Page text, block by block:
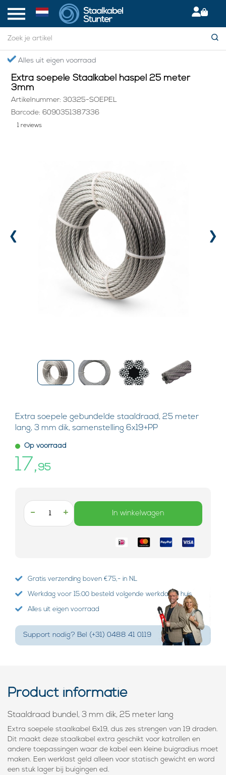
Gratis verzending boven €75,- in NL
Home > Extra soepele Staalkabel haspel 25 meter 3mm
Extra soepele Staalkabel haspel 25 meter
3mm
Artikelnummer: 30325-SOEPEL
Barcode: 6090351387336
1 reviews
‹ ›
Extra soepele gebundelde staaldraad, 25 meter
lang, 3 mm dik, samenstelling 6x19+PP
Op voorraad
17,95
- + In winkelwagen
Gratis verzending boven €75,- in NL
Werkdag voor 15:00 besteld volgende werkdag in huis
Alles uit eigen voorraad
Support nodig? Bel (+31) 0488 41 0119
Product informatie
Staaldraad bundel, 3 mm dik, 25 meter lang
Extra soepele staalkabel 6x19, dus zes strengen van 19 draden.
Dit maakt deze staalkabel extra geschikt voor katrollen en
andere toepassingen waar de kabel een kleine buigradius moet
maken. Een werklast geld alleen voor statisch gewicht en word
een stuk lager bij buigingen ed.